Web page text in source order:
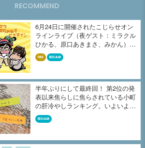
RECOMMEND
6月24日に開催されたこじらせオン
ラインライブ（夜ゲスト：ミラクル
ひかる、原口あきまさ、みかん）の
収...
FREE REGULAR
半年ぶりにして最終回！ 第2位の発
表以来焦らしに焦らされている小町
の肝冷やしランキング。いよいよ、
よ...
REGULAR